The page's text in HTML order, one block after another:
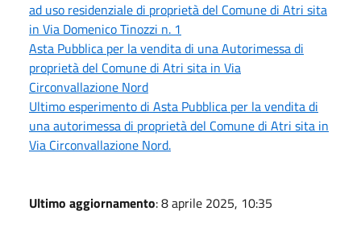
ad uso residenziale di proprietà del Comune di Atri sita
in Via Domenico Tinozzi n. 1
Asta Pubblica per la vendita di una Autorimessa di
proprietà del Comune di Atri sita in Via
Circonvallazione Nord
Ultimo esperimento di Asta Pubblica per la vendita di
una autorimessa di proprietà del Comune di Atri sita in
Via Circonvallazione Nord.
Ultimo aggiornamento: 8 aprile 2025, 10:35